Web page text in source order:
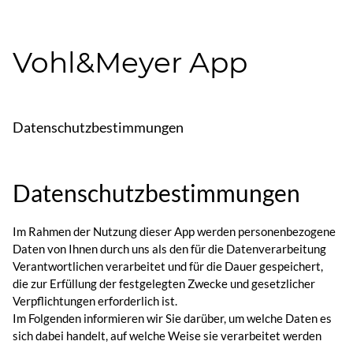
Vohl&Meyer App
Datenschutzbestimmungen
Datenschutzbestimmungen
Im Rahmen der Nutzung dieser App werden personenbezogene
Daten von Ihnen durch uns als den für die Datenverarbeitung
Verantwortlichen verarbeitet und für die Dauer gespeichert,
die zur Erfüllung der festgelegten Zwecke und gesetzlicher
Verpflichtungen erforderlich ist.
Im Folgenden informieren wir Sie darüber, um welche Daten es
sich dabei handelt, auf welche Weise sie verarbeitet werden